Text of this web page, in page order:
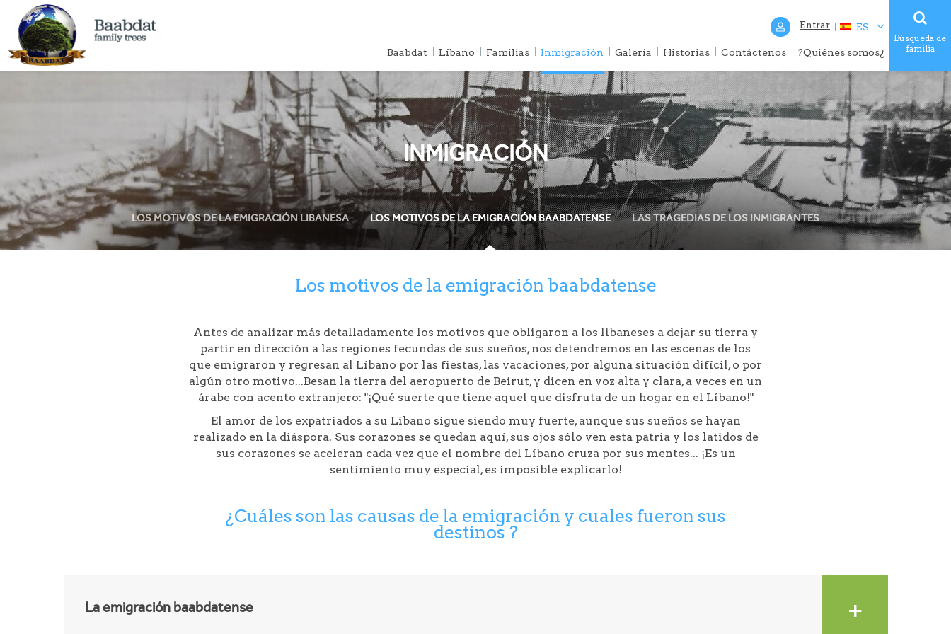
Búsqueda de
familia
ES
Entrar
Baabdat Líbano Familias
Raíces
Historia
Inmigración Galería Historias Contáctenos ?Quiénes somos¿
LOS MOTIVOS DE LA EMIGRACIÓN LIBANESA LOS MOTIVOS DE LA EMIGRACIÓN BAABDATENSE LAS TRAGEDIAS DE LOS INMIGRANTES
INMIGRACIÓN
Los motivos de la emigración baabdatense
Antes de analizar más detalladamente los motivos que obligaron a los libaneses a dejar su tierra y
partir en dirección a las regiones fecundas de sus sueños, nos detendremos en las escenas de los
que emigraron y regresan al Líbano por las fiestas, las vacaciones, por alguna situación difícil, o por
algún otro motivo...Besan la tierra del aeropuerto de Beirut, y dicen en voz alta y clara, a veces en un
árabe con acento extranjero: "¡Qué suerte que tiene aquel que disfruta de un hogar en el Líbano!"
El amor de los expatriados a su Líbano sigue siendo muy fuerte, aunque sus sueños se hayan
realizado en la diáspora. Sus corazones se quedan aquí, sus ojos sólo ven esta patria y los latidos de
sus corazones se aceleran cada vez que el nombre del Líbano cruza por sus mentes... ¡Es un
sentimiento muy especial, es imposible explicarlo!
¿Cuáles son las causas de la emigración y cuales fueron sus
destinos ?
La emigración baabdatense +